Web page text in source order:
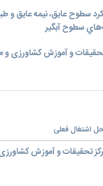
سطوح عايق، نيمه عايق و
سطوح آبگير
و آموزش کشاورزی و
اشتغال فعلی
تحقیقات و آموزش